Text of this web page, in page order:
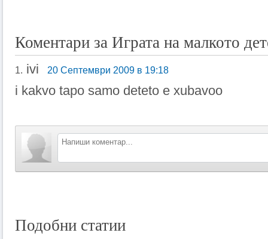
Коментари за Играта на малкото
1. ivi 20 Септември 2009 в 19:18
i kakvo tapo samo deteto e xubavoo
Подобни статии